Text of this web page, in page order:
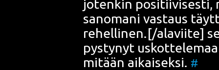
joten­kin posi­tii­vi­ses­ti,
sano­ma­ni vas­taus
rehellinen.[/alaviite]
pys­ty­nyt
mitään aikai­sek­si. #